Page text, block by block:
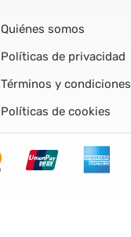
Quiénes somos
Políticas de privacidad
Términos y condiciones
Políticas de cookies